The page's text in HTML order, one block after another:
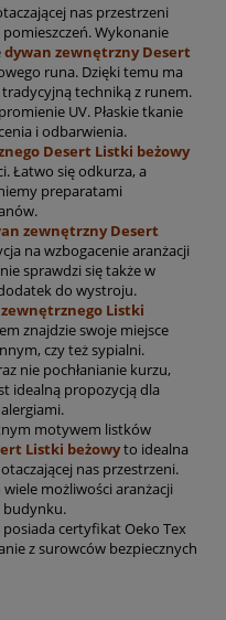
nas przestrzeni
Wykonanie
dywan zewnętrzny Desert
runa. Dzięki temu ma
techniką z runem.
UV. Płaskie tkanie
i odbarwienia.
Desert Listki beżowy
Łatwo się odkurza, a
preparatami
zewnętrzny Desert
na wzbogacenie aranżacji
sprawdzi się także w
do wystroju.
Listki
znajdzie swoje miejsce
czy też sypialni.
nie pochłanianie kurzu,
idealną propozycją dla
motywem listków
Listki beżowyto idealna
nas przestrzeni.
możliwości aranżacji
budynku.
certyfikat Oeko Tex
z surowców bezpiecznych